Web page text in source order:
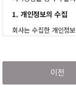
함은, 회원에 가입하지
말합니다.
2.4 “아이디(ID)”라 함
일치하는 이용자임을
자신이 설정, 관리하
2.6 “콘텐츠”라 함은,
1. 개인정보의 수집
회사는 수집한 개인정
1) 서비스 제공
- 콘텐츠 제공, 특정 개
이전